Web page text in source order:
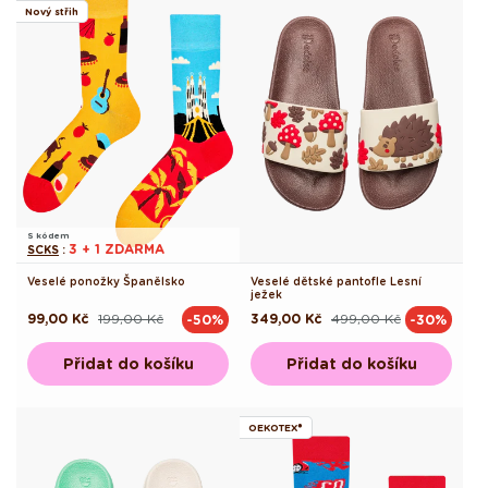
Nový střih
S kódem
SCKS : 3 + 1 ZDARMA
Veselé ponožky Španělsko
Běžná
199,00 Kč
Výprodejová
99,00 Kč -50%
Přidat do košíku
Veselé dětské pantofle Lesní
ježek
Běžná
499,00 Kč
Výprodejová
349,00 Kč -30%
Přidat do košíku
OEKOTEX®